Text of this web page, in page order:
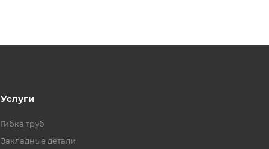
Услуги
Гибка труб
Закладные детали